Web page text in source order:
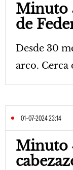
Minuto
de
Desde 30
arco. Cerca
01-07-2024 23:14
Minuto